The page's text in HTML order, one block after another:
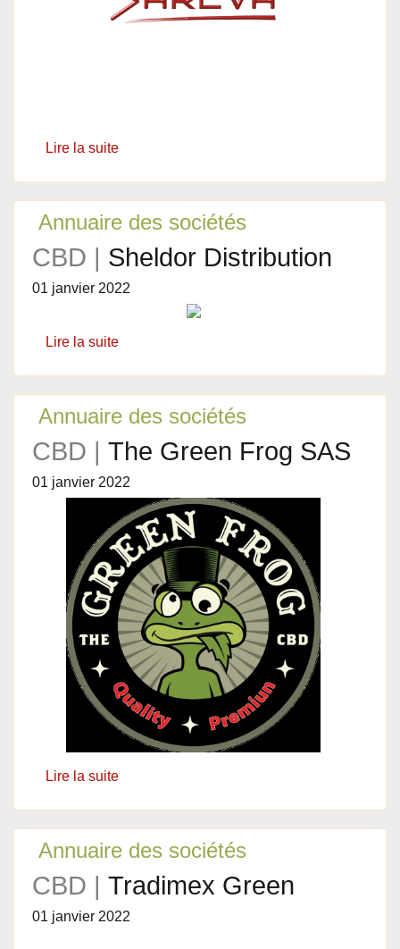
Lire la suite
Annuaire des sociétés
CBD | Sheldor Distribution
01 janvier 2022
Lire la suite
Annuaire des sociétés
CBD | The Green Frog SAS
01 janvier 2022
Lire la suite
Annuaire des sociétés
CBD | Tradimex Green
01 janvier 2022